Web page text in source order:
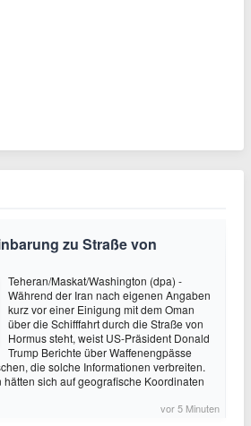
zu Straße von
Teheran/Maskat/Washington (dpa) -
Während der Iran nach eigenen Angaben
kurz vor einer Einigung mit dem Oman
über die Schifffahrt durch die Straße von
Hormus steht, weist US-Präsident Donald
Trump Berichte über Waffenengpässe
die solche Informationen verbreiten.
hätten sich auf geografische Koordinaten
vor 5 Minuten